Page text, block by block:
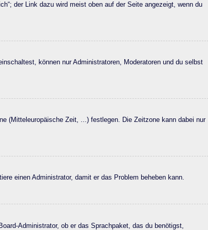
der Link dazu wird meist oben auf der Seite angezeigt, wenn du
können nur Administratoren, Moderatoren und du selbst
(Mitteleuropäische Zeit, ...) festlegen. Die Zeitzone kann dabei nur
einen Administrator, damit er das Problem beheben kann.
Administrator, ob er das Sprachpaket, das du benötigst,